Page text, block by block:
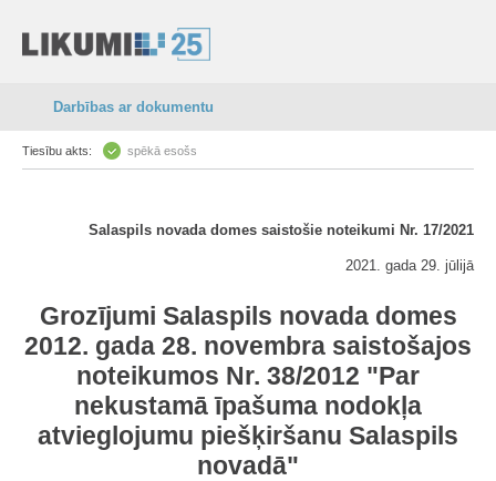
Darbības ar dokumentu
Tiesību akts: spēkā esošs
Salaspils novada domes saistošie noteikumi Nr. 17/2021
2021. gada 29. jūlijā
Grozījumi Salaspils novada domes
2012. gada 28. novembra saistošajos
noteikumos Nr. 38/2012 "Par
nekustamā īpašuma nodokļa
atvieglojumu piešķiršanu Salaspils
novadā"